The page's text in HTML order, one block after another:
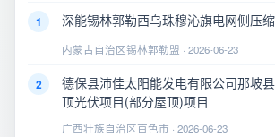
1 深能锡林郭勒西乌珠穆沁旗电网侧压
内蒙古自治区锡林郭勒盟 · 2026-06-23
2
德保县沛佳太阳能发电有限公司那坡
顶光伏项目(部分屋顶)项目
广西壮族自治区百色市 · 2026-06-23